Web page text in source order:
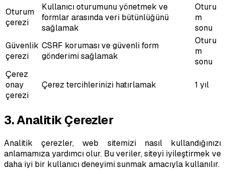
Oturum
çerezi
Kullanıcı oturumunu yönetmek ve
formlar arasında veri bütünlüğünü
sağlamak
Oturu
m
sonu
Güvenlik
çerezi
CSRF koruması ve güvenli form
gönderimi sağlamak
Oturu
m
sonu
Çerez
onay
çerezi
Çerez tercihlerinizi hatırlamak 1 yıl
3. Analitik Çerezler
Analitik çerezler, web sitemizi nasıl kullandığınızı
anlamamıza yardımcı olur. Bu veriler, siteyi iyileştirmek ve
daha iyi bir kullanıcı deneyimi sunmak amacıyla kullanılır.